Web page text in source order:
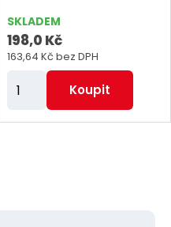
198,0 Kč
163,64 Kč bez DPH
ě
Koupit
SKLADEM